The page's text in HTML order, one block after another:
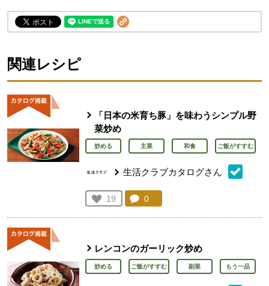
関連レシピ
「日本の米育ち豚」を味わうシンプル野
菜炒め
炒める 主菜 和食 ご飯がすすむ
生活クラブカタログさん
お気に入り登録：
19
人が登録
コメント：
0
レンコンのガーリック炒め
炒める ご飯がすすむ 副菜 もう一品